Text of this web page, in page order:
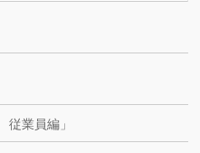
従業員編」